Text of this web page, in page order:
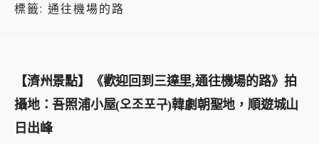
標籤: 通往機場的路
【濟州景點】《歡迎回到三達里,通往機場的路》拍
攝地：吾照浦小屋(오조포구)韓劇朝聖地，順遊城山
日出峰